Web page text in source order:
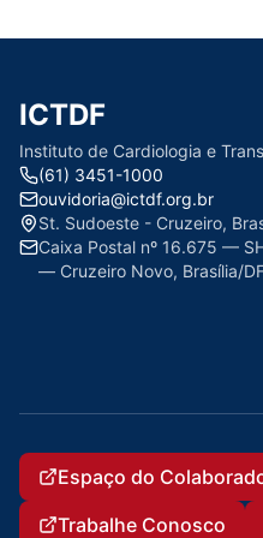
ICTDF
Instituto de Cardiologia e
(61) 3451-1000
ouvidoria@ictdf.org.br
St. Sudoeste - Cruzeiro,
Caixa Postal nº 16.675 —
— Cruzeiro Novo, Brasília/
Espaço do
Trabalhe Conosco